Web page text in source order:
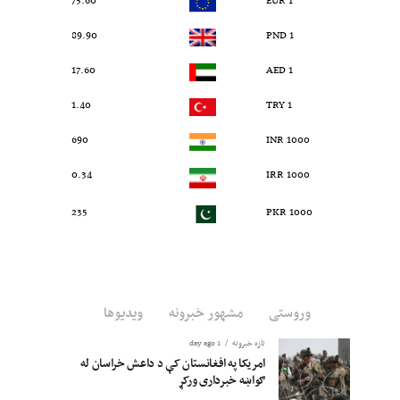
1 PND
89.90
1 AED
17.60
1 TRY
1.40
1000 INR
690
1000 IRR
0.34
1000 PKR
235
وروستی مشهور خبرونه ویدیوها
تازه خبرونه 1 day ago
امریکا په افغانستان کې د داعش خراسان له
ګواښه خبرداری ورکړ